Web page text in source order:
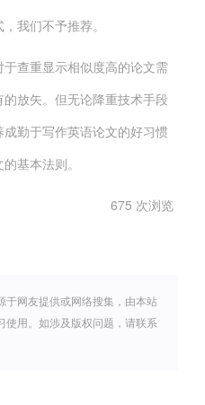
我们不予推荐。
查重显示相似度高的论文需
放矢。但无论降重技术手段
勤于写作英语论文的好习惯
基本法则。
675 次浏览
于网友提供或网络搜集，由本站
用。如涉及版权问题，请联系